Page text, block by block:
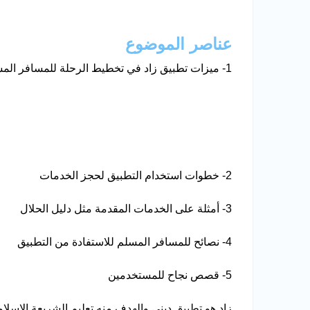
عناصر الموضوع
1- ميزات تطبيق زاد في تخطيط الرحلة للمسافر المسلم
2- خطوات استخدام التطبيق لحجز الخدمات
3- أمثلة على الخدمات المقدمة مثل دليل الحلال
4- نصائح للمسافر المسلم للاستفادة من التطبيق
5- قصص نجاح للمستخدمين